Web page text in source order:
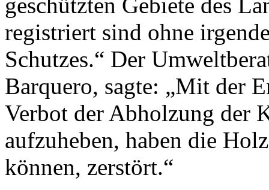
geschützten Gebiete des
registriert sind ohne
Schutzes.“ Der
Barquero, sagte: „Mit der
Verbot der Abholzung der
aufzuheben, haben die
können, zerstört.“